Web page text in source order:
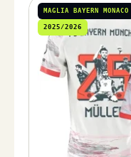
MAGLIA BAYERN MONACO
2025/2026